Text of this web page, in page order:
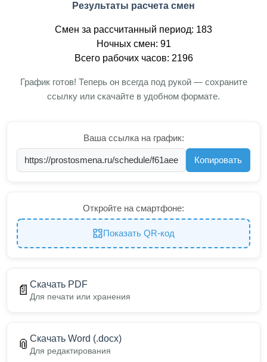
Результаты расчета смен
Смен за рассчитанный период: 183
Ночных смен: 91
Всего рабочих часов: 2196
График готов! Теперь он всегда под рукой — сохраните
ссылку или скачайте в удобном формате.
Ваша ссылка на график:
Копировать
Откройте на смартфоне:
Показать QR-код
📄 Скачать PDF
Для печати или хранения
📎 Скачать Word (.docx)
Для редактирования